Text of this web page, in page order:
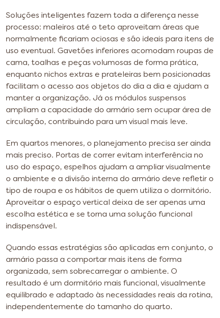
Soluções inteligentes fazem toda a diferença nesse
processo: maleiros até o teto aproveitam áreas que
normalmente ficariam ociosas e são ideais para itens de
uso eventual. Gavetões inferiores acomodam roupas de
cama, toalhas e peças volumosas de forma prática,
enquanto nichos extras e prateleiras bem posicionadas
facilitam o acesso aos objetos do dia a dia e ajudam a
manter a organização. Já os módulos suspensos
ampliam a capacidade do armário sem ocupar área de
circulação, contribuindo para um visual mais leve.
Em quartos menores, o planejamento precisa ser ainda
mais preciso. Portas de correr evitam interferência no
uso do espaço, espelhos ajudam a ampliar visualmente
o ambiente e a divisão interna do armário deve refletir o
tipo de roupa e os hábitos de quem utiliza o dormitório.
Aproveitar o espaço vertical deixa de ser apenas uma
escolha estética e se torna uma solução funcional
indispensável.
Quando essas estratégias são aplicadas em conjunto, o
armário passa a comportar mais itens de forma
organizada, sem sobrecarregar o ambiente. O
resultado é um dormitório mais funcional, visualmente
equilibrado e adaptado às necessidades reais da rotina,
independentemente do tamanho do quarto.